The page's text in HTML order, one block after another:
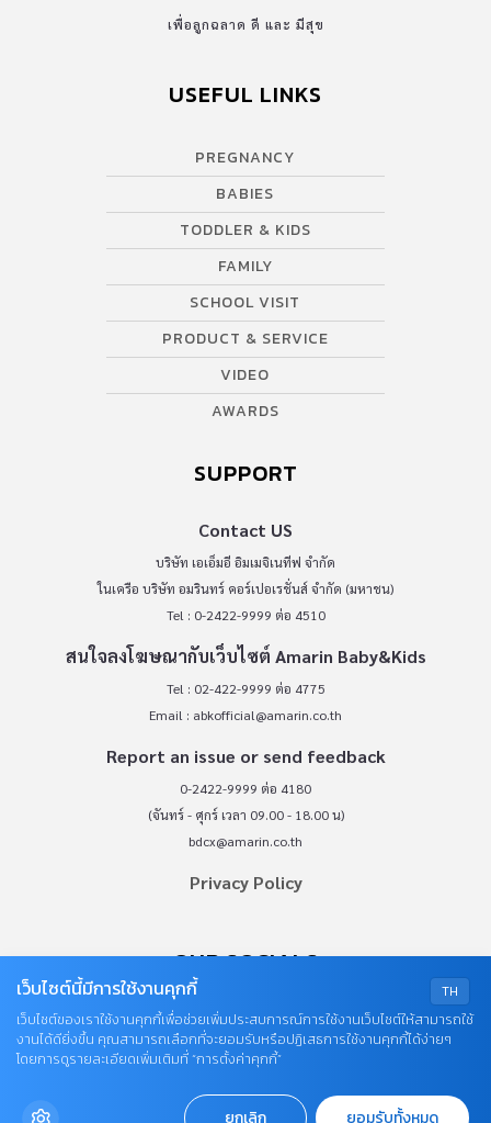
เพื่อลูกฉลาด ดี และ มีสุข
USEFUL LINKS
PREGNANCY
BABIES
TODDLER & KIDS
FAMILY
SCHOOL VISIT
PRODUCT & SERVICE
VIDEO
AWARDS
SUPPORT
Contact US
บริษัท เอเอ็มอี อิมเมจิเนทีฟ จำกัด
ในเครือ บริษัท อมรินทร์ คอร์เปอเรชั่นส์ จำกัด (มหาชน)
Tel : 0-2422-9999 ต่อ 4510
สนใจลงโฆษณากับเว็บไซต์ Amarin Baby&Kids
Tel : 02-422-9999 ต่อ 4775
Email : abkofficial@amarin.co.th
Report an issue or send feedback
0-2422-9999 ต่อ 4180
(จันทร์ - ศุกร์ เวลา 09.00 - 18.00 น)
bdcx@amarin.co.th
Privacy Policy
OUR SOCIALS
© COPYRIGHT 2026
TH
เว็บไซต์นี้มีการใช้งานคุกกี้
เว็บไซต์ของเราใช้งานคุกกี้เพื่อช่วยเพิ่มประสบการณ์การใช้งานเว็บไซต์ให้สามารถใช้
งานได้ดียิ่งขึ้น คุณสามารถเลือกที่จะยอมรับหรือปฏิเสธการใช้งานคุกกี้ได้ง่ายๆ
โดยการดูรายละเอียดเพิ่มเติมที่ “การตั้งค่าคุกกี้”
ยกเลิก ยอมรับทั้งหมด